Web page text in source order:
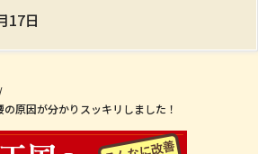
17日
/
原因が分かりスッキリしました！